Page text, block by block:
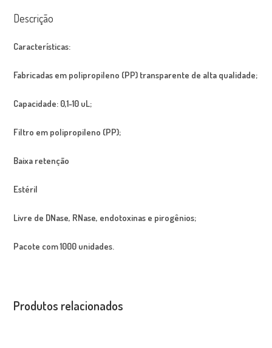
Descrição
Características:
Fabricadas em polipropileno (PP) transparente de alta qualidade;
Capacidade: 0,1-10 uL;
Filtro em polipropileno (PP);
Baixa retenção
Estéril
Livre de DNase, RNase, endotoxinas e pirogênios;
Pacote com 1000 unidades.
Produtos relacionados